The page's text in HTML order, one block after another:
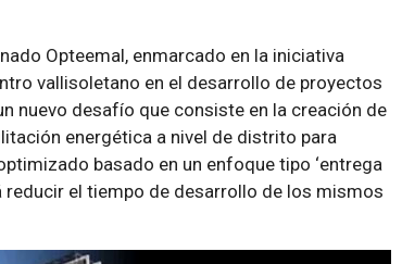
Opteemal, enmarcado en la iniciativa
vallisoletano en el desarrollo de proyectos
nuevo desafío que consiste en la creación de
energética a nivel de distrito para
basado en un enfoque tipo ‘entrega
el tiempo de desarrollo de los mismos